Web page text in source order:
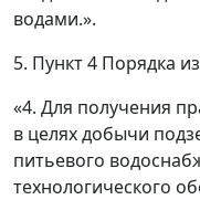
водами.».
5. Пункт 4 Порядка
«4. Для получения
в целях добычи
питьевого
технологического